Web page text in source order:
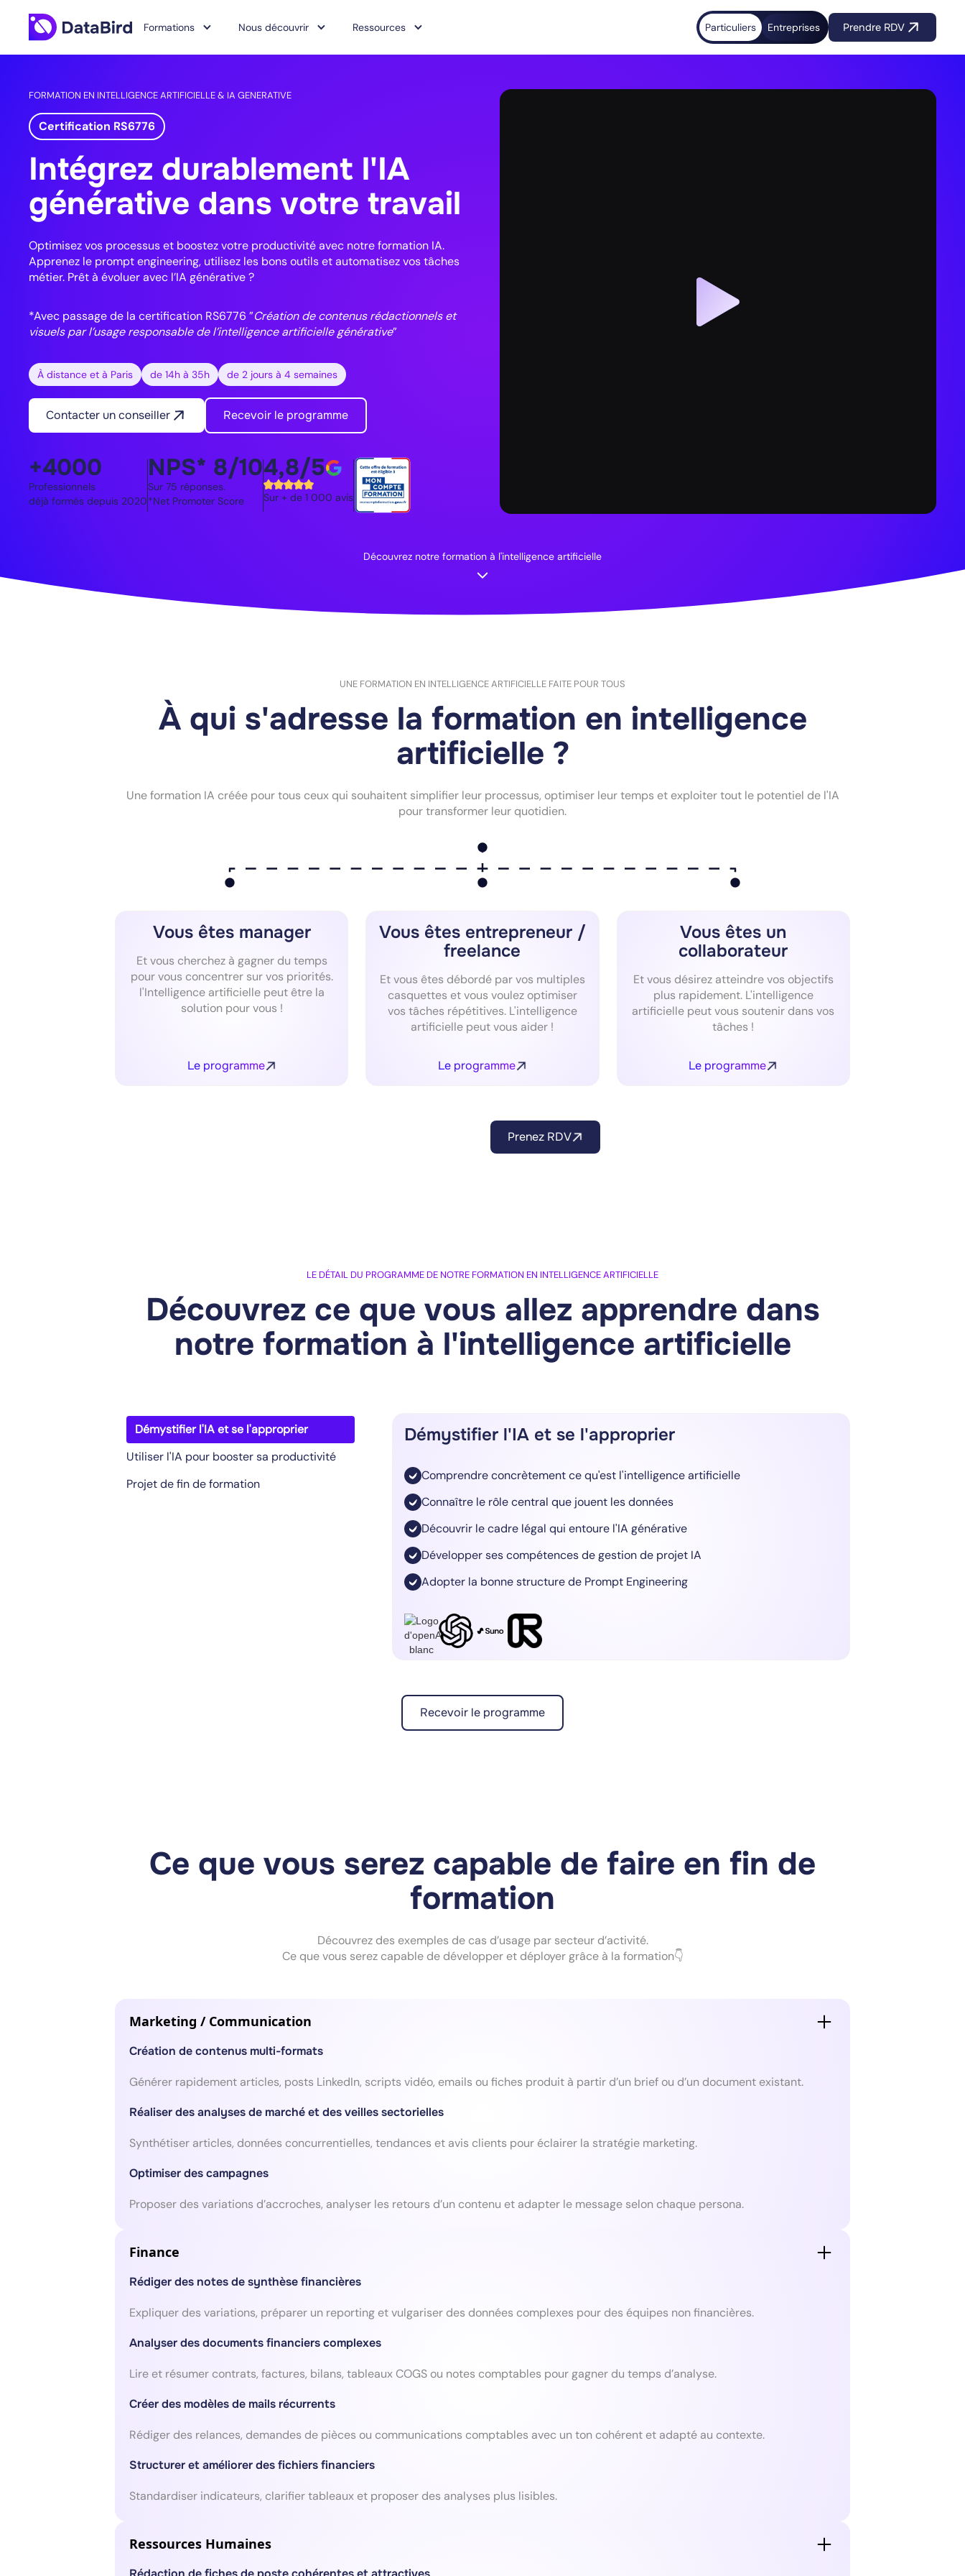
Formations Nous découvrir Ressources Particuliers Entreprises Prendre RDV
FORMATION EN INTELLIGENCE ARTIFICIELLE & IA GENERATIVE
Certification RS6776
Intégrez durablement l'IA
générative dans votre travail
Optimisez vos processus et boostez votre productivité avec notre formation IA.
Apprenez le prompt engineering, utilisez les bons outils et automatisez vos tâches
métier. Prêt à évoluer avec l’IA générative ?
*Avec passage de la certification RS6776 ”Création de contenus rédactionnels et
visuels par l’usage responsable de l’intelligence artificielle générative”
À distance et à Paris de 14h à 35h de 2 jours à 4 semaines
Contacter un conseiller Recevoir le programme
+4000
Professionnels
déjà formés depuis 2020
NPS* 8/10
Sur 75 réponses.
*Net Promoter Score
4,8/5
Sur + de 1 000 avis
Découvrez notre formation à l'intelligence artificielle
UNE FORMATION EN INTELLIGENCE ARTIFICIELLE FAITE POUR TOUS
À qui s'adresse la formation en intelligence
artificielle ?
Une formation IA créée pour tous ceux qui souhaitent simplifier leur processus, optimiser leur temps et exploiter tout le potentiel de l'IA
pour transformer leur quotidien.
Vous êtes manager
Et vous cherchez à gagner du temps
pour vous concentrer sur vos priorités.
l'Intelligence artificielle peut être la
solution pour vous !
Le programme
Vous êtes entrepreneur /
freelance
Et vous êtes débordé par vos multiples
casquettes et vous voulez optimiser
vos tâches répétitives. L'intelligence
artificielle peut vous aider !
Le programme
Vous êtes un
collaborateur
Et vous désirez atteindre vos objectifs
plus rapidement. L'intelligence
artificielle peut vous soutenir dans vos
tâches !
Le programme
Prenez RDV
LE DÉTAIL DU PROGRAMME DE NOTRE FORMATION EN INTELLIGENCE ARTIFICIELLE
Découvrez ce que vous allez apprendre dans
notre formation à l'intelligence artificielle
Démystifier l'IA et se l'approprier
Utiliser l'IA pour booster sa productivité
Projet de fin de formation
Démystifier l'IA et se l'approprier
Comprendre concrètement ce qu'est l'intelligence artificielle
Connaître le rôle central que jouent les données
Découvrir le cadre légal qui entoure l'IA générative
Développer ses compétences de gestion de projet IA
Adopter la bonne structure de Prompt Engineering
Recevoir le programme
Ce que vous serez capable de faire en fin de
formation
Découvrez des exemples de cas d’usage par secteur d’activité.
Ce que vous serez capable de développer et déployer grâce à la formation👇
Marketing / Communication
Création de contenus multi-formats
Générer rapidement articles, posts LinkedIn, scripts vidéo, emails ou fiches produit à partir d’un brief ou d’un document existant.
Réaliser des analyses de marché et des veilles sectorielles
Synthétiser articles, données concurrentielles, tendances et avis clients pour éclairer la stratégie marketing.
Optimiser des campagnes
Proposer des variations d’accroches, analyser les retours d’un contenu et adapter le message selon chaque persona.
Finance
Rédiger des notes de synthèse financières
Expliquer des variations, préparer un reporting et vulgariser des données complexes pour des équipes non financières.
Analyser des documents financiers complexes
Lire et résumer contrats, factures, bilans, tableaux COGS ou notes comptables pour gagner du temps d’analyse.
Créer des modèles de mails récurrents
Rédiger des relances, demandes de pièces ou communications comptables avec un ton cohérent et adapté au contexte.
Structurer et améliorer des fichiers financiers
Standardiser indicateurs, clarifier tableaux et proposer des analyses plus lisibles.
Ressources Humaines